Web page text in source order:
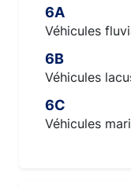
6A
Véhicules
6B
Véhicules
6C
Véhicules